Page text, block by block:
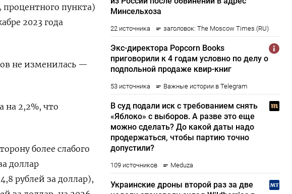
пункта)
2023 года
не изменилась —
на 2,2%, что
более слабого
доллар
рублей за доллар),